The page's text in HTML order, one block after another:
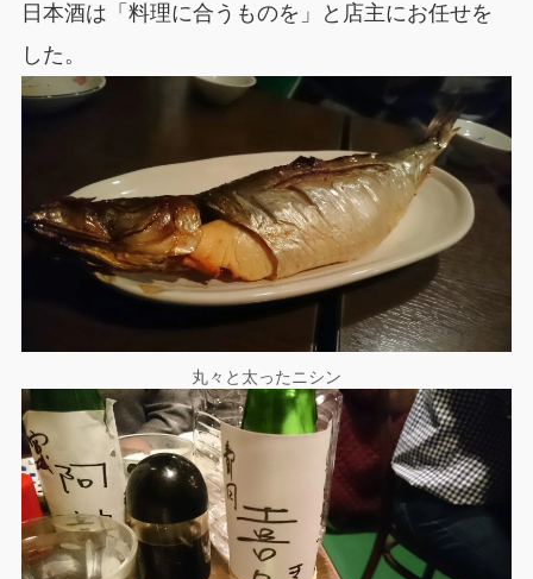
日本酒は「料理に合うものを」と店主にお任せを
した。
丸々と太ったニシン